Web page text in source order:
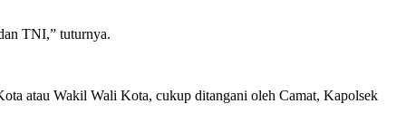
TNI,” tuturnya.
atau Wakil Wali Kota, cukup ditangani oleh Camat, Kapolsek